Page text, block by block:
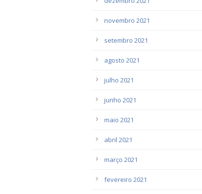
novembro 2021
setembro 2021
agosto 2021
julho 2021
junho 2021
maio 2021
abril 2021
março 2021
fevereiro 2021